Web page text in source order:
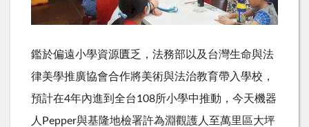
鑑於偏遠小學資源匱乏，法務部以及台灣生命與法
律美學推廣協會合作將美術與法治教育帶入學校，
預計在4年內進到全台108所小學中推動，今天機器
人Pepper與基隆地檢署許為淵觀護人至萬里區大坪